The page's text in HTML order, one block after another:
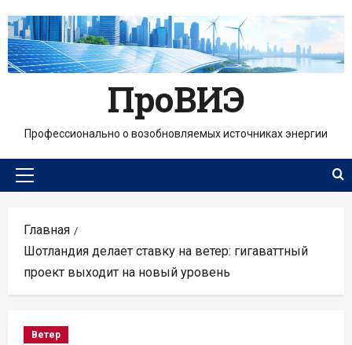
содержимому
ПроВИЭ
Профессионально о возобновляемых источниках энергии
Основное
Главная
Шотландия делает ставку на ветер: гигаваттный
проект выходит на новый уровень
Ветер